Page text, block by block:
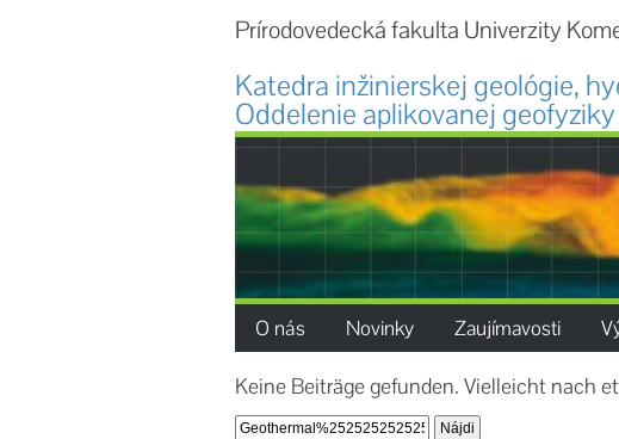
Prírodovedecká fakulta Univerzity
Katedra inžinierskej geológie,
Oddelenie aplikovanej geofyziky
O nás Novinky Zaujímavosti
Keine Beiträge gefunden. Vielleicht nach
Hľadať: